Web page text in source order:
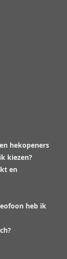
hekopeners
kiezen?
en
heb ik